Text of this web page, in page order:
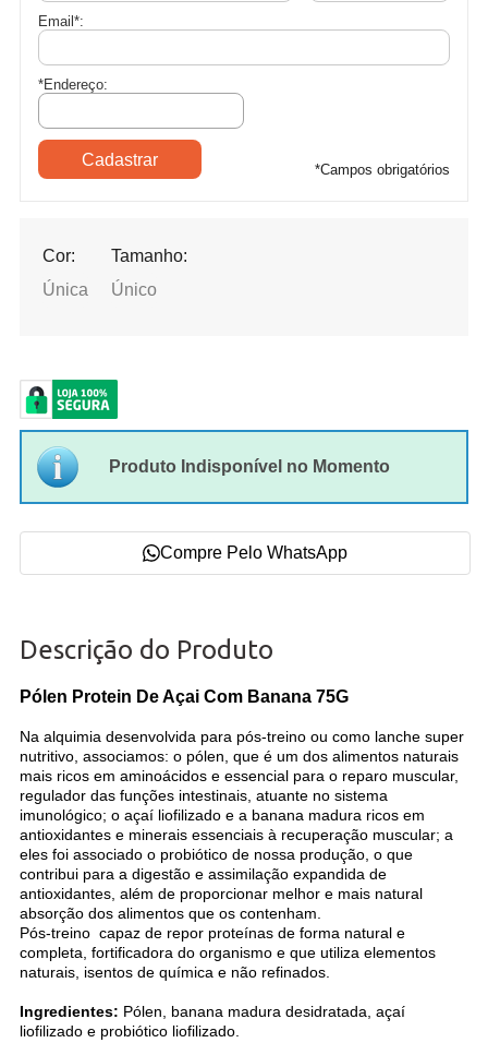
Email *:
*Endereço:
*Campos obrigatórios
Cor:
Única
Tamanho:
Único
Produto Indisponível no Momento
Compre Pelo WhatsApp
Descrição do Produto
Pólen Protein De Açai Com Banana 75G
Na alquimia desenvolvida para pós-treino ou como lanche super
nutritivo, associamos: o pólen, que é um dos alimentos naturais
mais ricos em aminoácidos e essencial para o reparo muscular,
regulador das funções intestinais, atuante no sistema
imunológico; o açaí liofilizado e a banana madura ricos em
antioxidantes e minerais essenciais à recuperação muscular; a
eles foi associado o probiótico de nossa produção, o que
contribui para a digestão e assimilação expandida de
antioxidantes, além de proporcionar melhor e mais natural
absorção dos alimentos que os contenham.
Pós-treino capaz de repor proteínas de forma natural e
completa, fortificadora do organismo e que utiliza elementos
naturais, isentos de química e não refinados.
Ingredientes: Pólen, banana madura desidratada, açaí
liofilizado e probiótico liofilizado.